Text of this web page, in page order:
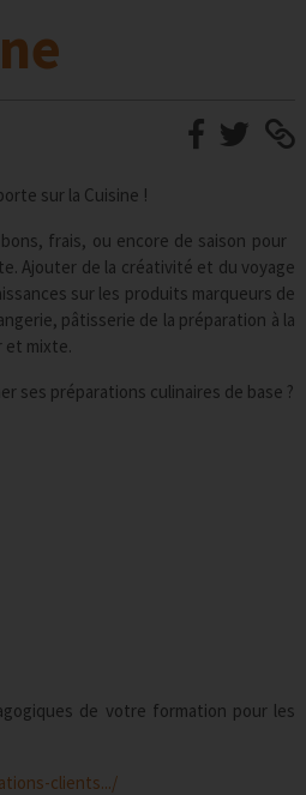
sur la Cuisine !
frais, ou encore de saison pour
Ajouter de la créativité et du voyage
sur les produits marqueurs de
pâtisserie de la préparation à la
et mixte.
ses préparations culinaires de base ?
de votre formation pour les
clients.../